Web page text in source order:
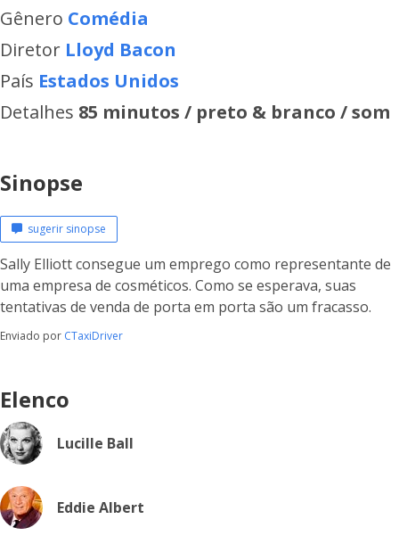
Gênero Comédia
Diretor Lloyd Bacon
País Estados Unidos
Detalhes 85 minutos / preto & branco / som
Sinopse
sugerir sinopse
Sally Elliott consegue um emprego como representante de
uma empresa de cosméticos. Como se esperava, suas
tentativas de venda de porta em porta são um fracasso.
Enviado por CTaxiDriver
Elenco
Lucille Ball
Eddie Albert